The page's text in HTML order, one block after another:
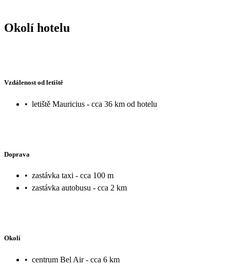
Okolí hotelu
Vzdálenost od letiště
• letiště Mauricius - cca 36 km od hotelu
Doprava
• zastávka taxi - cca 100 m
• zastávka autobusu - cca 2 km
Okolí
• centrum Bel Air - cca 6 km